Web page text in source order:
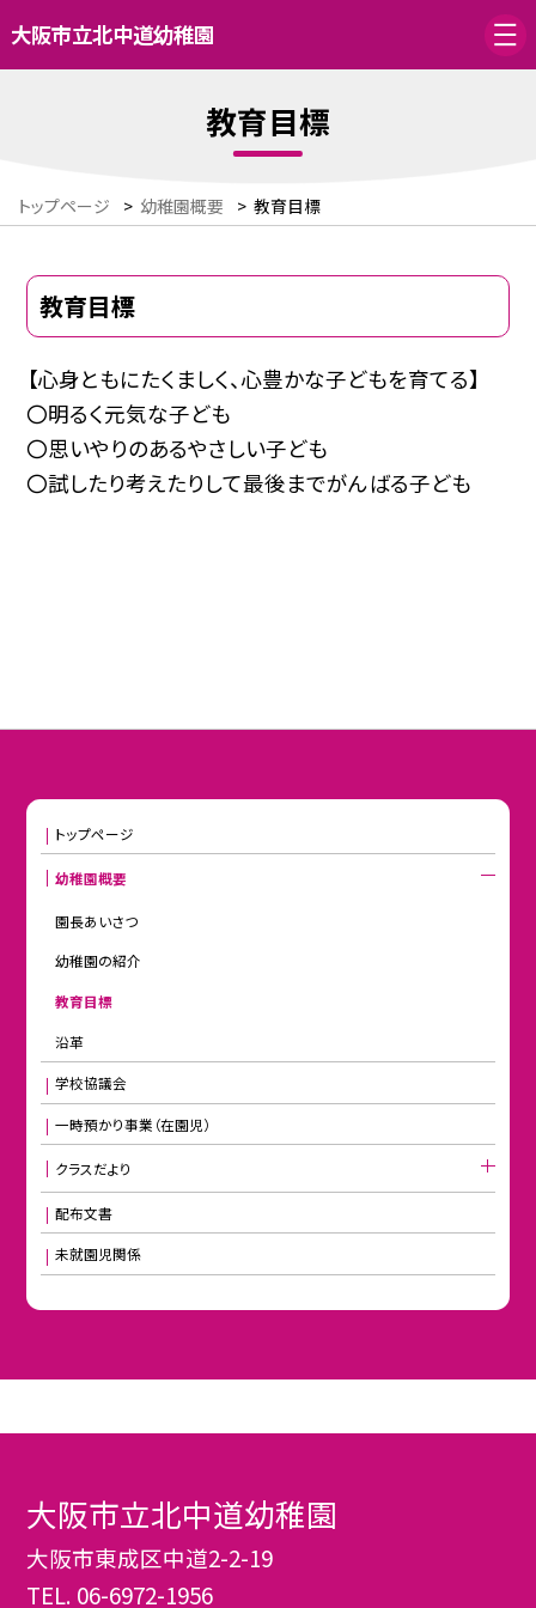
大阪市立北中道幼稚園
教育目標
トップページ > 幼稚園概要 > 教育目標
教育目標
【心身ともにたくましく、心豊かな子どもを育てる】
〇明るく元気な子ども
〇思いやりのあるやさしい子ども
〇試したり考えたりして最後までがんばる子ども
トップページ
幼稚園概要
園長あいさつ
幼稚園の紹介
教育目標
沿革
学校協議会
一時預かり事業（在園児）
クラスだより
配布文書
未就園児関係
大阪市立北中道幼稚園
大阪市東成区中道2-2-19
TEL. 06-6972-1956